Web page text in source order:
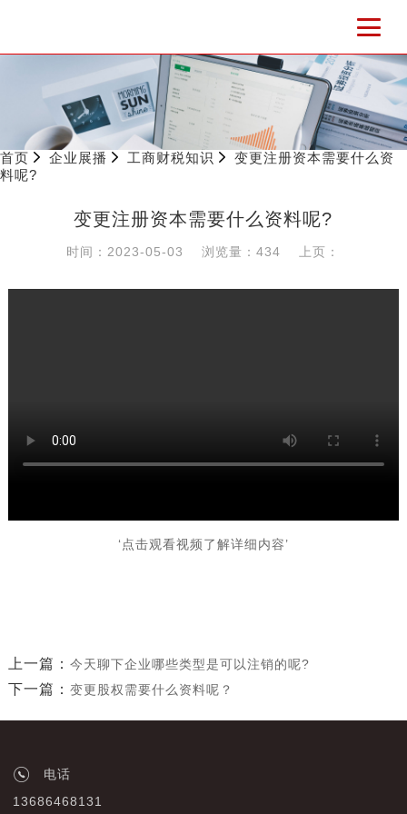
首页 企业展播 工商财税知识
变更注册资本需要什么资
料呢?
变更注册资本需要什么资料呢?
时间：2023-05-03 浏览量：434 上页：
‘点击观看视频了解详细内容’
上一篇： 今天聊下企业哪些类型是可以注销的呢?
下一篇： 变更股权需要什么资料呢？
电话
13686468131